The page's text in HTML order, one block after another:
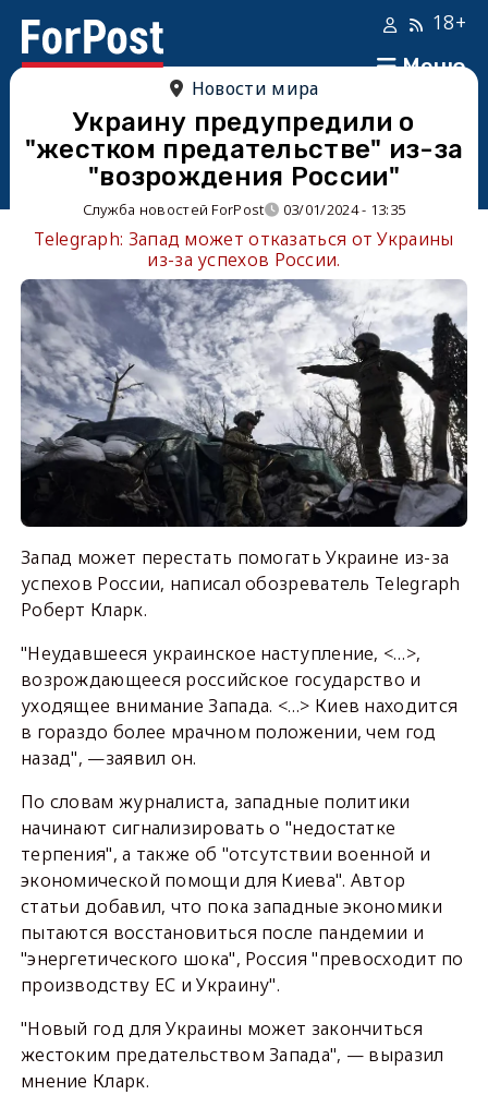
Меню
18+
Новости мира
Украину предупредили о
"жестком предательстве" из-за
"возрождения России"
Служба новостей ForPost 03/01/2024 - 13:35
Telegraph: Запад может отказаться от Украины
из-за успехов России.
Запад может перестать помогать Украине из-за
успехов России, написал обозреватель Telegraph
Роберт Кларк.
"Неудавшееся украинское наступление, <…>,
возрождающееся российское государство и
уходящее внимание Запада. <…> Киев находится
в гораздо более мрачном положении, чем год
назад", —заявил он.
По словам журналиста, западные политики
начинают сигнализировать о "недостатке
терпения", а также об "отсутствии военной и
экономической помощи для Киева". Автор
статьи добавил, что пока западные экономики
пытаются восстановиться после пандемии и
"энергетического шока", Россия "превосходит по
производству ЕС и Украину".
"Новый год для Украины может закончиться
жестоким предательством Запада", — выразил
мнение Кларк.